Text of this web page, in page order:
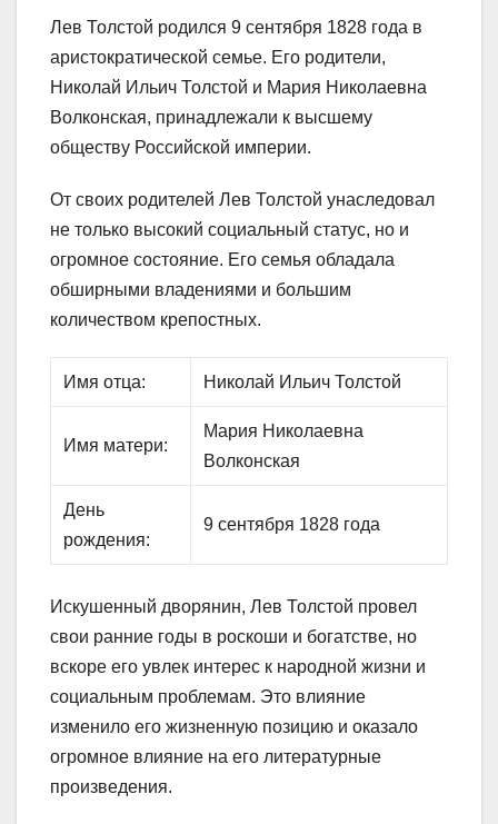
Лев Толстой родился 9 сентября 1828 года в
аристократической семье. Его родители,
Николай Ильич Толстой и Мария Николаевна
Волконская, принадлежали к высшему
обществу Российской империи.
От своих родителей Лев Толстой унаследовал
не только высокий социальный статус, но и
огромное состояние. Его семья обладала
обширными владениями и большим
количеством крепостных.
Имя отца: Николай Ильич Толстой
Имя матери:
Мария Николаевна
Волконская
День
рождения:
9 сентября 1828 года
Искушенный дворянин, Лев Толстой провел
свои ранние годы в роскоши и богатстве, но
вскоре его увлек интерес к народной жизни и
социальным проблемам. Это влияние
изменило его жизненную позицию и оказало
огромное влияние на его литературные
произведения.